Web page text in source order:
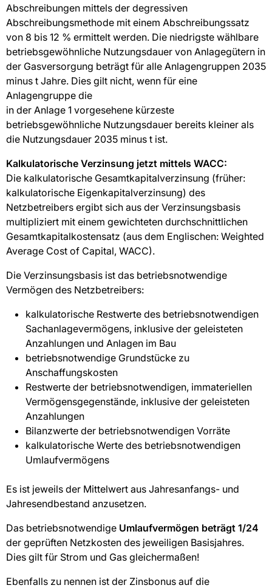
Abschreibungen mittels der degressiven
Abschreibungsmethode mit einem Abschreibungssatz
von 8 bis 12 % ermittelt werden. Die niedrigste wählbare
betriebsgewöhnliche Nutzungsdauer von Anlagegütern in
der Gasversorgung beträgt für alle Anlagengruppen 2035
minus t Jahre. Dies gilt nicht, wenn für eine
Anlagengruppe die
in der Anlage 1 vorgesehene kürzeste
betriebsgewöhnliche Nutzungsdauer bereits kleiner als
die Nutzungsdauer 2035 minus t ist.
Kalkulatorische Verzinsung jetzt mittels WACC:
Die kalkulatorische Gesamtkapitalverzinsung (früher:
kalkulatorische Eigenkapitalverzinsung) des
Netzbetreibers ergibt sich aus der Verzinsungsbasis
multipliziert mit einem gewichteten durchschnittlichen
Gesamtkapitalkostensatz (aus dem Englischen: Weighted
Average Cost of Capital, WACC).
Die Verzinsungsbasis ist das betriebsnotwendige
Vermögen des Netzbetreibers:
kalkulatorische Restwerte des betriebsnotwendigen
Sachanlagevermögens, inklusive der geleisteten
Anzahlungen und Anlagen im Bau
betriebsnotwendige Grundstücke zu
Anschaffungskosten
Restwerte der betriebsnotwendigen, immateriellen
Vermögensgegenstände, inklusive der geleisteten
Anzahlungen
Bilanzwerte der betriebsnotwendigen Vorräte
kalkulatorische Werte des betriebsnotwendigen
Umlaufvermögens
Es ist jeweils der Mittelwert aus Jahresanfangs- und
Jahresendbestand anzusetzen.
Das betriebsnotwendige Umlaufvermögen beträgt 1/24
der geprüften Netzkosten des jeweiligen Basisjahres.
Dies gilt für Strom und Gas gleichermaßen!
Ebenfalls zu nennen ist der Zinsbonus auf die